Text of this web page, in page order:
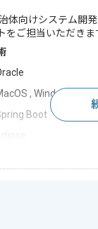
体向けシステム開
をご担当いただきま
, Windows
Boot